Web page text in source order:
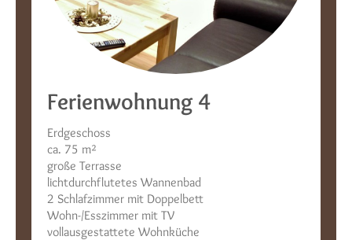
Ferienwohnung 4
Erdgeschoss
ca. 75 m²
große Terrasse
lichtdurchflutetes Wannenbad
2 Schlafzimmer mit Doppelbett
Wohn-/Esszimmer mit TV
vollausgestattete Wohnküche